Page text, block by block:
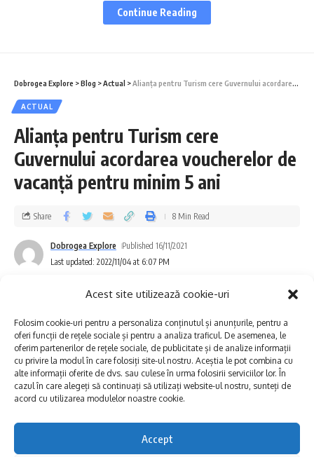
Acest site utilizează cookie-uri
Folosim cookie-uri pentru a personaliza conținutul și anunțurile, pentru a
oferi funcții de rețele sociale și pentru a analiza traficul. De asemenea, le
oferim partenerilor de rețele sociale, de publicitate și de analize informații
cu privire la modul în care folosiți site-ul nostru. Aceștia le pot combina cu
alte informații oferite de dvs. sau culese în urma folosirii serviciilor lor. În
cazul în care alegeți să continuați să utilizați website-ul nostru, sunteți de
acord cu utilizarea modulelor noastre cookie.
Accept
S-ar putea să vă placă și
Toamna lui 1940: germanii au plecat spre Reich, bulgarii
spre sud, iar aromânii au fost mutați în casele rămase goale
Bustul din Tulcea al unui erou bulgar: povestea lui Stefan
Karadzha
Bisericuțele de cretă de la Murfatlar: mănăstirea de o mie
de ani ascunsă într-un deal
CETATEA ENISALA. Ce nu știi despre ea — și ce ți s-a spus
greșit
TAGGED: jurilova,lacul razelm, pescuit la chefal,ruşii
lipoveni
Facebook
Continue Reading
Dobrogea Explore >Blog >Actual >Alianța pentru Turism cere Guvernului acordarea voucherelor de vacanță pentru minim 5 ani
ACTUAL
Alianța pentru Turism cere
Guvernului acordarea voucherelor de
vacanță pentru minim 5 ani
Last updated: 2022/11/04 at 6:07 PM
Dobrogea Explore Published 16/11/2021
Share 8 Min Read